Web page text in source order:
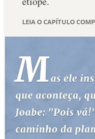
DEVOCIONAL DIÁRIO
ESTUDOS BÍBLICOS
ESBOÇOS DE PREGAÇÃO
TEMAS
PERGUNTE À BÍBLIA IA
LEIA O CAPÍTULO